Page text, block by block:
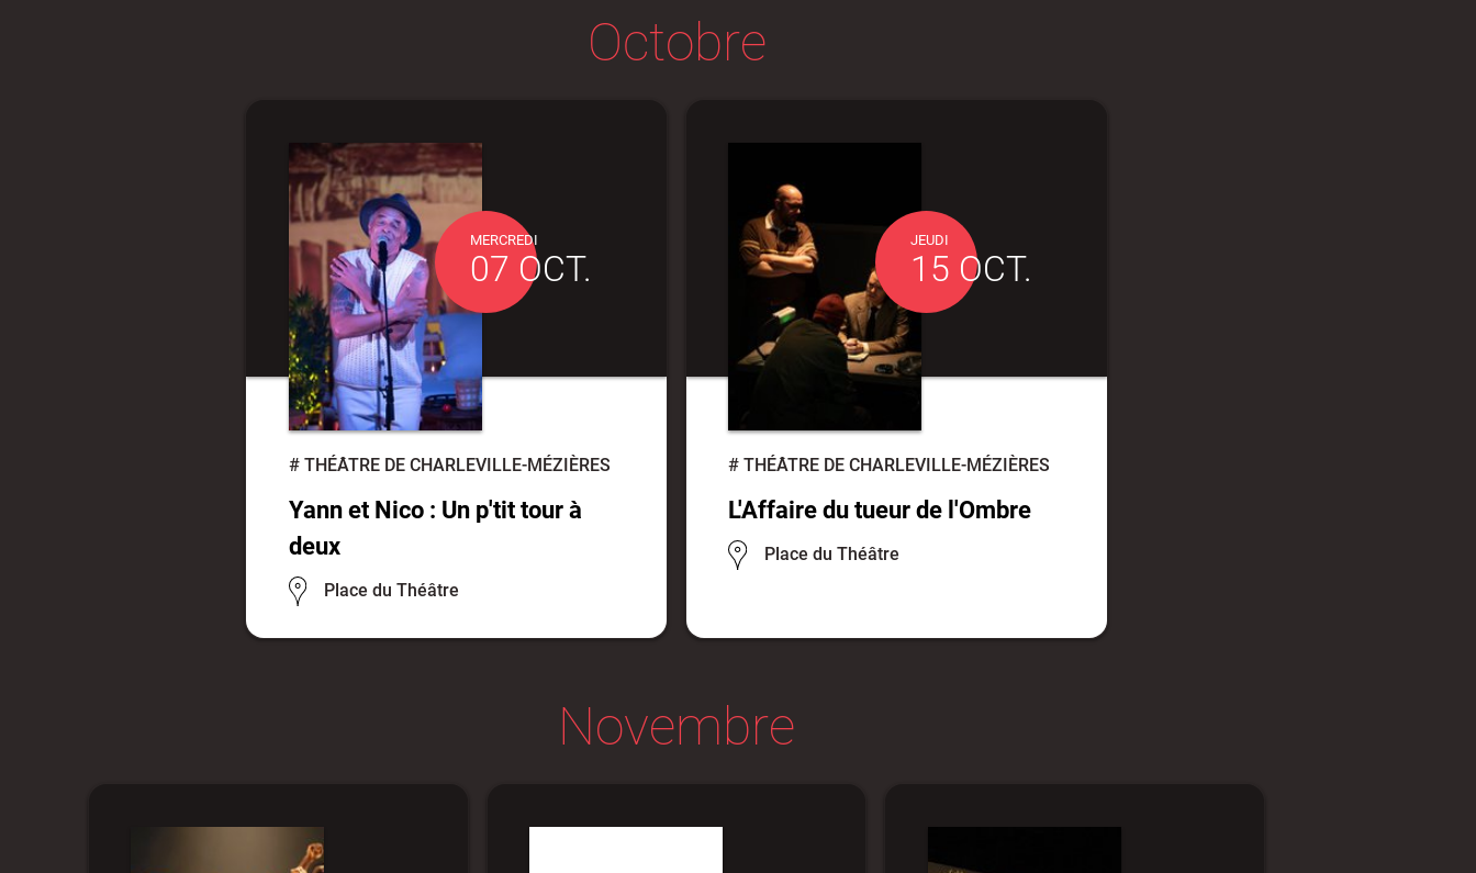
Octobre
MERCREDI
07 OCT.
# THÉÂTRE DE CHARLEVILLE-MÉZIÈRES
Yann et Nico : Un p'tit tour à
deux
Place du Théâtre
JEUDI
15 OCT.
#THÉÂTRE DE CHARLEVILLE-MÉZIÈRES
L'Affaire du tueur de l'Ombre
Place du Théâtre
Novembre